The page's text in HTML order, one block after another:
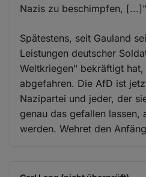
Nazis zu beschimpfen, [...]"
Spätestens, seit Gauland
Leistungen deutscher
Weltkriegen" bekräftigt
abgefahren. Die AfD ist
Nazipartei und jeder, der
genau das gefallen lassen,
werden. Wehret den